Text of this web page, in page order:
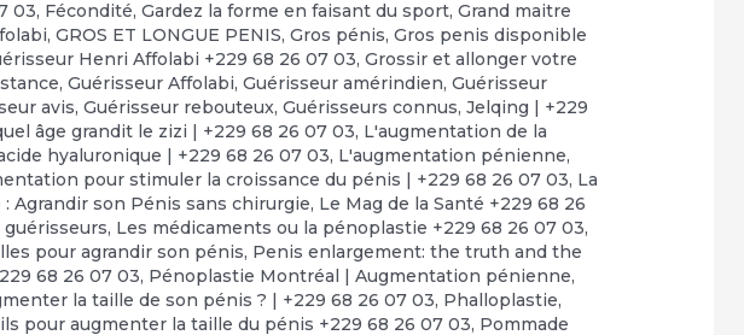
03, Fécondité,Gardez la forme en faisant du sport,Grand maitre
,GROS ET LONGUE PENIS,Gros pénis,Gros penis disponible
Henri Affolabi +229 68 26 07 03,Grossir et allonger votre
,Guérisseur Affolabi,Guérisseur amérindien,Guérisseur
avis,Guérisseur rebouteux,Guérisseurs connus,Jelqing | +229
âge grandit le zizi | +229 68 26 07 03, L'augmentation de la
hyaluronique | +229 68 26 07 03, L'augmentation pénienne,
pour stimuler la croissance du pénis | +229 68 26 07 03, La
Agrandir son Pénis sans chirurgie, Le Mag de la Santé +229 68 26
, Les médicaments ou la pénoplastie +229 68 26 07 03,
pour agrandir son pénis, Penis enlargement: the truth and the
68 26 07 03, Pénoplastie Montréal | Augmentation pénienne,
la taille de son pénis ? | +229 68 26 07 03, Phalloplastie,
pour augmenter la taille du pénis +229 68 26 07 03, Pommade